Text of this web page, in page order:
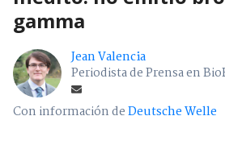
gamma
Jean Valencia
Periodista de Prensa en
Con información deDeutsche Welle